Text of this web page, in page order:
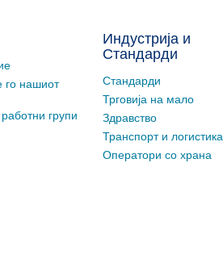
го нашиот
групи
Индустрија и
Стандарди
Стандарди
Трговија на мало
Здравство
Транспорт и логистика
Оператори со храна